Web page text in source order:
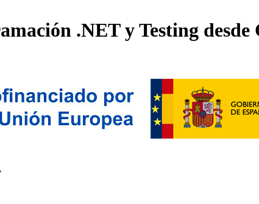
.NET y Testing